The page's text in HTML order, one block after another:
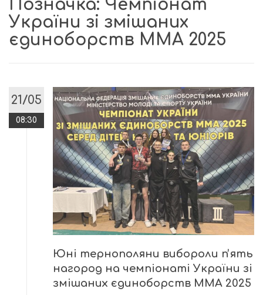
Позначка: Чемпіонат
України зі змішаних
єдиноборств ММА 2025
21/05
08:30
Юні тернополяни вибороли пʼять
нагород на чемпіонаті України зі
змішаних єдиноборств ММА 2025